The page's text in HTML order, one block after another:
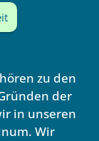
zu den
der
in unseren
Wir